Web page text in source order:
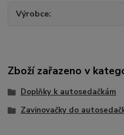
Výrobce
Zboží zařazeno v
Doplňky k autosedačkám
Zavinovačky do